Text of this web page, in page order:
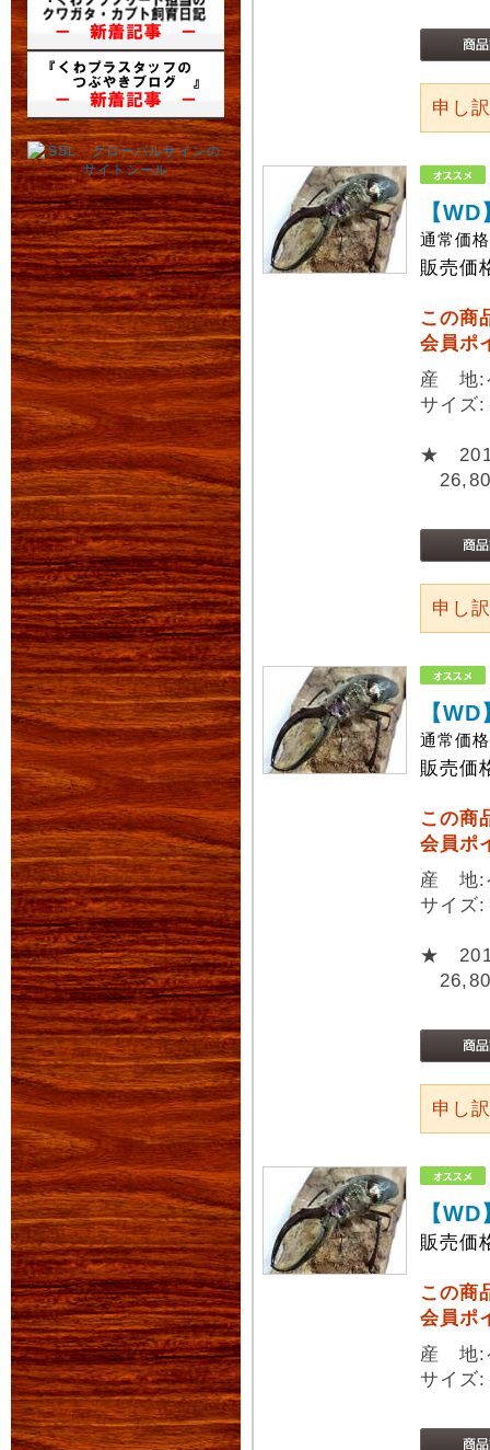
申し
【
通常価
販売価
この商
会員ポ
産 地:
サイ
★
申し
【
通常価
販売価
この商
会員ポ
産 地:
サイ
★
申し
【
販売価
この商
会員ポ
産 地:
サイ